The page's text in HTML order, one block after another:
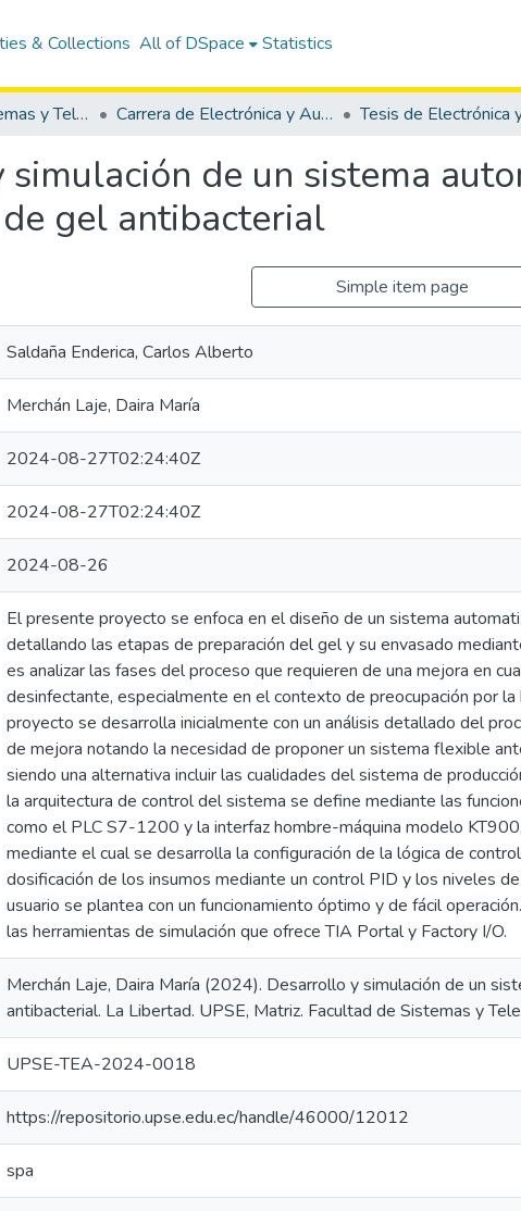
& Collections All of DSpace Statistics
Facultad de Sistemas y Telecomunicaciones Carrera de Electrónica y Automatización
de un sistema
gel antibacterial
Simple item page
Saldaña Enderica, Carlos Alberto
Merchán Laje, Daira María
2024-08-27T02:24:40Z
2024-08-27T02:24:40Z
2024-08-26
El presente proyecto se enfoca en el diseño de un sistema
detallando las etapas de preparación del gel y su envasado
es analizar las fases del proceso que requieren de una mejora en
desinfectante, especialmente en el contexto de preocupación por
proyecto se desarrolla inicialmente con un análisis detallado del
de mejora notando la necesidad de proponer un sistema flexible
siendo una alternativa incluir las cualidades del sistema de
la arquitectura de control del sistema se define mediante las
como el PLC S7-1200 y la interfaz hombre-máquina modelo
mediante el cual se desarrolla la configuración de la lógica de
dosificación de los insumos mediante un control PID y los niveles
usuario se plantea con un funcionamiento óptimo y de fácil
las herramientas de simulación que ofrece TIA Portal y Factory I/O.
Merchán Laje, Daira María (2024). Desarrollo y simulación de un
antibacterial. La Libertad. UPSE, Matriz. Facultad de Sistemas y
UPSE-TEA-2024-0018
https://repositorio.upse.edu.ec/handle/46000/12012
spa